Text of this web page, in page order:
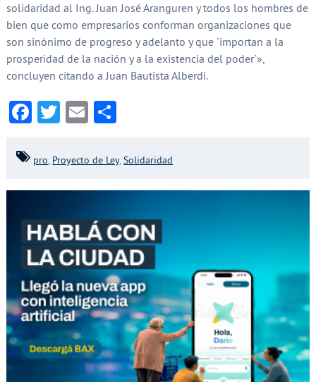
solidaridad al Ing. Juan José Aranguren y todos los hombres de
bien que como empresarios conforman organizaciones que
son sinónimo de progreso y adelanto y que `importan a la
prosperidad de la nación y a la existencia del poder`»,
concluyen citando a Juan Bautista Alberdi.
Facebook
Twitter
EmailCompartir
pro, Proyecto de Ley,Solidaridad